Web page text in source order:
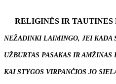
RELIGINĖS IR
NEŽADINKI LAIMINGO, JEI KADA
UŽBURTAS PASAKAS IR AMŽINAS
KAI STYGOS VIRPANČIOS JO